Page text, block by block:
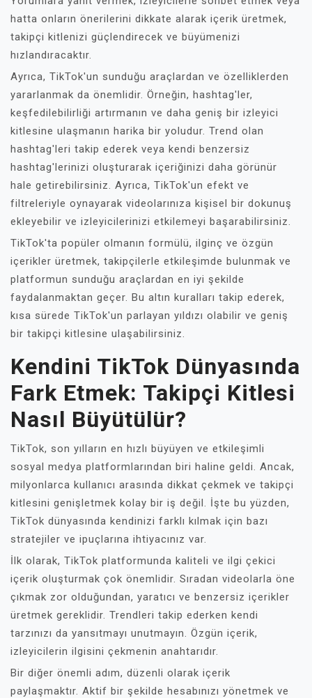
hatta onların önerilerini dikkate alarak içerik üretmek,
takipçi kitlenizi güçlendirecek ve büyümenizi
hızlandıracaktır.
Ayrıca, TikTok'un sunduğu araçlardan ve özelliklerden
yararlanmak da önemlidir. Örneğin, hashtag'ler,
keşfedilebilirliği artırmanın ve daha geniş bir izleyici
kitlesine ulaşmanın harika bir yoludur. Trend olan
hashtag'leri takip ederek veya kendi benzersiz
hashtag'lerinizi oluşturarak içeriğinizi daha görünür
hale getirebilirsiniz. Ayrıca, TikTok'un efekt ve
filtreleriyle oynayarak videolarınıza kişisel bir dokunuş
ekleyebilir ve izleyicilerinizi etkilemeyi başarabilirsiniz.
TikTok'ta popüler olmanın formülü, ilginç ve özgün
içerikler üretmek, takipçilerle etkileşimde bulunmak ve
platformun sunduğu araçlardan en iyi şekilde
faydalanmaktan geçer. Bu altın kuralları takip ederek,
kısa sürede TikTok'un parlayan yıldızı olabilir ve geniş
bir takipçi kitlesine ulaşabilirsiniz.
Kendini TikTok Dünyasında
Fark Etmek: Takipçi Kitlesi
Nasıl Büyütülür?
TikTok, son yılların en hızlı büyüyen ve etkileşimli
sosyal medya platformlarından biri haline geldi. Ancak,
milyonlarca kullanıcı arasında dikkat çekmek ve takipçi
kitlesini genişletmek kolay bir iş değil. İşte bu yüzden,
TikTok dünyasında kendinizi farklı kılmak için bazı
stratejiler ve ipuçlarına ihtiyacınız var.
İlk olarak, TikTok platformunda kaliteli ve ilgi çekici
içerik oluşturmak çok önemlidir. Sıradan videolarla öne
çıkmak zor olduğundan, yaratıcı ve benzersiz içerikler
üretmek gereklidir. Trendleri takip ederken kendi
tarzınızı da yansıtmayı unutmayın. Özgün içerik,
izleyicilerin ilgisini çekmenin anahtarıdır.
Bir diğer önemli adım, düzenli olarak içerik
paylaşmaktır. Aktif bir şekilde hesabınızı yönetmek ve